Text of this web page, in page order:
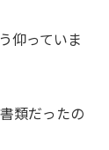
仰っていま
類だったの